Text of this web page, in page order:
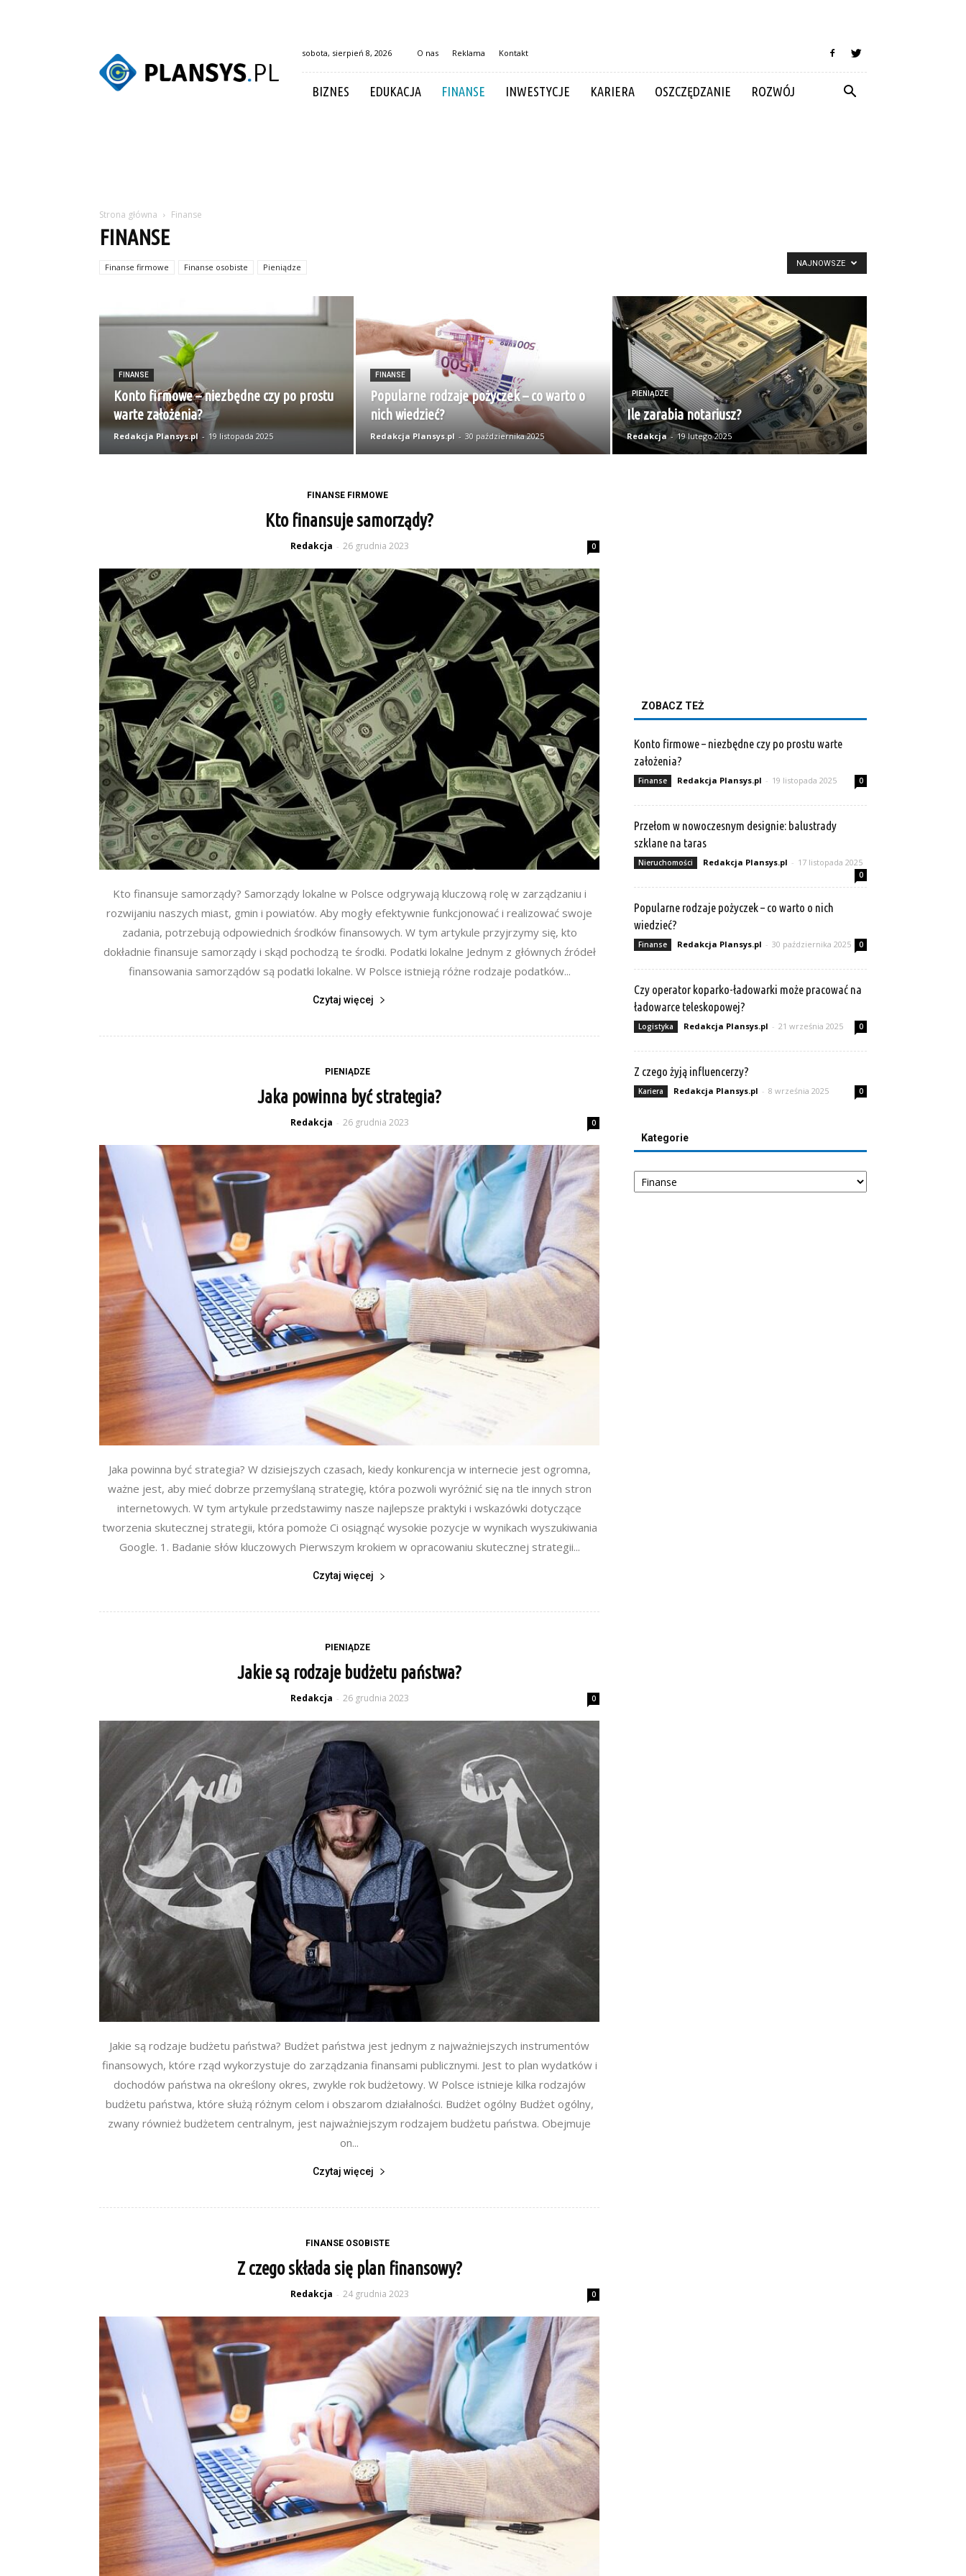
sobota, sierpień 8, 2026 O nas Reklama Kontakt
BIZNES EDUKACJA FINANSE INWESTYCJE KARIERA OSZCZĘDZANIE ROZWÓJ
Strona główna Finanse
FINANSE
Finanse firmowe Finanse osobiste Pieniądze NAJNOWSZE
FINANSE
Konto firmowe – niezbędne czy po prostu
warte założenia?
Redakcja Plansys.pl - 19 listopada 2025
FINANSE
Popularne rodzaje pożyczek – co warto o
nich wiedzieć?
Redakcja Plansys.pl - 30 października 2025
PIENIĄDZE
Ile zarabia notariusz?
Redakcja - 19 lutego 2025
FINANSE FIRMOWE
Kto finansuje samorządy?
Redakcja - 26 grudnia 2023 0
Kto finansuje samorządy? Samorządy lokalne w Polsce odgrywają kluczową rolę w zarządzaniu i
rozwijaniu naszych miast, gmin i powiatów. Aby mogły efektywnie funkcjonować i realizować swoje
zadania, potrzebują odpowiednich środków finansowych. W tym artykule przyjrzymy się, kto
dokładnie finansuje samorządy i skąd pochodzą te środki. Podatki lokalne Jednym z głównych źródeł
finansowania samorządów są podatki lokalne. W Polsce istnieją różne rodzaje podatków...
Czytaj więcej
PIENIĄDZE
Jaka powinna być strategia?
Redakcja - 26 grudnia 2023 0
Jaka powinna być strategia? W dzisiejszych czasach, kiedy konkurencja w internecie jest ogromna,
ważne jest, aby mieć dobrze przemyślaną strategię, która pozwoli wyróżnić się na tle innych stron
internetowych. W tym artykule przedstawimy nasze najlepsze praktyki i wskazówki dotyczące
tworzenia skutecznej strategii, która pomoże Ci osiągnąć wysokie pozycje w wynikach wyszukiwania
Google. 1. Badanie słów kluczowych Pierwszym krokiem w opracowaniu skutecznej strategii...
Czytaj więcej
PIENIĄDZE
Jakie są rodzaje budżetu państwa?
Redakcja - 26 grudnia 2023 0
Jakie są rodzaje budżetu państwa? Budżet państwa jest jednym z najważniejszych instrumentów
finansowych, które rząd wykorzystuje do zarządzania finansami publicznymi. Jest to plan wydatków i
dochodów państwa na określony okres, zwykle rok budżetowy. W Polsce istnieje kilka rodzajów
budżetu państwa, które służą różnym celom i obszarom działalności. Budżet ogólny Budżet ogólny,
zwany również budżetem centralnym, jest najważniejszym rodzajem budżetu państwa. Obejmuje
on...
Czytaj więcej
FINANSE OSOBISTE
Z czego składa się plan finansowy?
Redakcja - 24 grudnia 2023 0
ZOBACZ TEŻ
Konto firmowe – niezbędne czy po prostu warte
założenia?
Finanse Redakcja Plansys.pl - 19 listopada 2025 0
Przełom w nowoczesnym designie: balustrady
szklane na taras
Nieruchomości Redakcja Plansys.pl - 17 listopada 2025
0
Popularne rodzaje pożyczek – co warto o nich
wiedzieć?
Finanse Redakcja Plansys.pl - 30 października 2025 0
Czy operator koparko-ładowarki może pracować na
ładowarce teleskopowej?
Logistyka Redakcja Plansys.pl - 21 września 2025 0
Z czego żyją influencerzy?
Kariera Redakcja Plansys.pl - 8 września 2025 0
Kategorie
Kategorie